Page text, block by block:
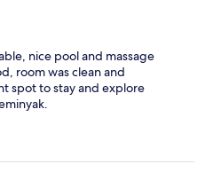
nice pool and massage
room was clean and
spot to stay and explore